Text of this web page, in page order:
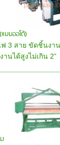
บบออโต้)
ฟ 3 สาย ขัดชิ้นง
นได้สูงไม่เกิน 2”